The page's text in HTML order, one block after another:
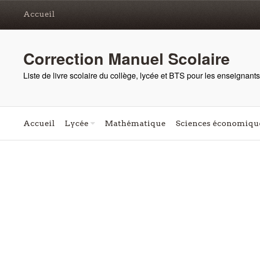
Accueil
Correction Manuel Scolaire
Liste de livre scolaire du collège, lycée et BTS pour les enseignants
Accueil Lycée Mathématique Sciences